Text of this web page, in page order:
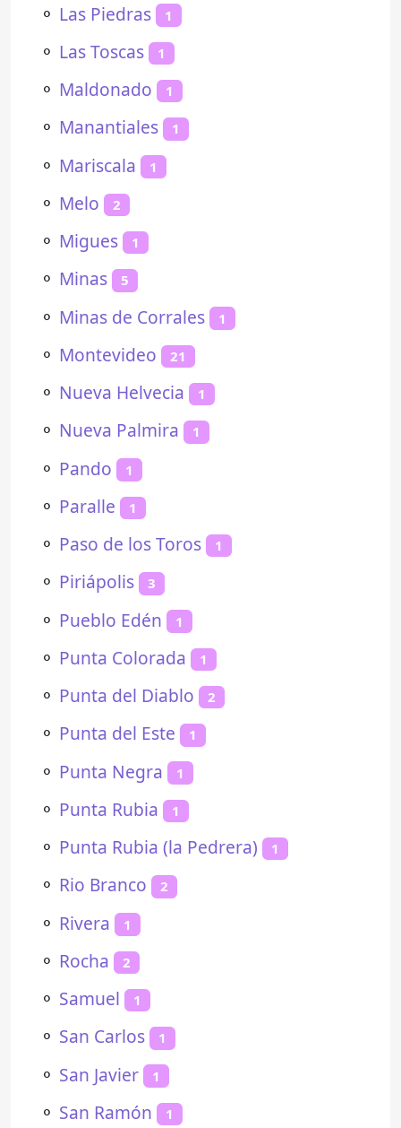
⚬ Las Piedras 1
⚬ Las Toscas 1
⚬ Maldonado 1
⚬ Manantiales 1
⚬ Mariscala 1
⚬ Melo 2
⚬ Migues 1
⚬ Minas 5
⚬ Minas de Corrales 1
⚬ Montevideo 21
⚬ Nueva Helvecia 1
⚬ Nueva Palmira 1
⚬ Pando 1
⚬ Paralle 1
⚬ Paso de los Toros 1
⚬ Piriápolis 3
⚬ Pueblo Edén 1
⚬ Punta Colorada 1
⚬ Punta del Diablo 2
⚬ Punta del Este 1
⚬ Punta Negra 1
⚬ Punta Rubia 1
⚬ Punta Rubia (la Pedrera) 1
⚬ Rio Branco 2
⚬ Rivera 1
⚬ Rocha 2
⚬ Samuel 1
⚬ San Carlos 1
⚬ San Javier 1
⚬ San Ramón 1